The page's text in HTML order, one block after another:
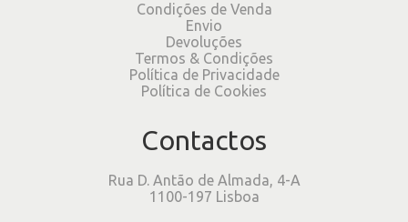
Condições de Venda
Envio
Devoluções
Termos & Condições
Política de Privacidade
Política de Cookies
Contactos
Rua D. Antão de Almada, 4-A
1100-197 Lisboa